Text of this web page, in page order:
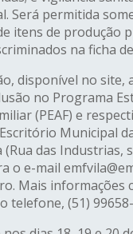
Será permitida
itens de produção
na ficha
disponível no site,
no Programa
(PEAF) e
Municipal
(Rua das Industrias,
o e-mail
Mais informações
telefone, (51)